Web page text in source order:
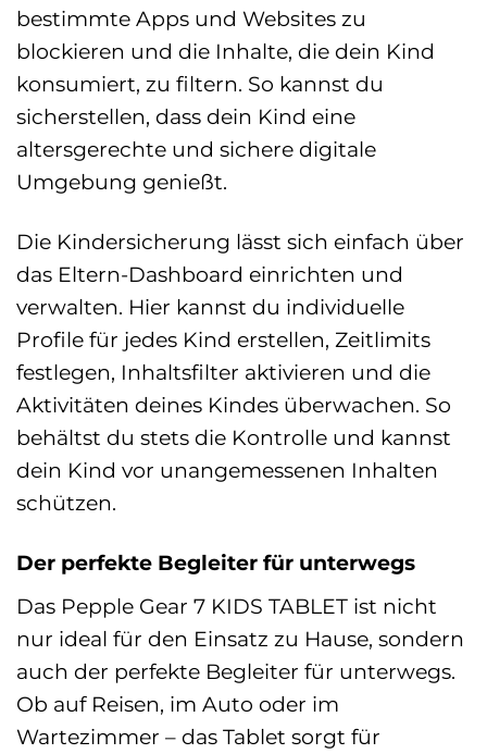
bestimmte Apps und Websites zu
blockieren und die Inhalte, die dein Kind
konsumiert, zu filtern. So kannst du
sicherstellen, dass dein Kind eine
altersgerechte und sichere digitale
Umgebung genießt.
Die Kindersicherung lässt sich einfach über
das Eltern-Dashboard einrichten und
verwalten. Hier kannst du individuelle
Profile für jedes Kind erstellen, Zeitlimits
festlegen, Inhaltsfilter aktivieren und die
Aktivitäten deines Kindes überwachen. So
behältst du stets die Kontrolle und kannst
dein Kind vor unangemessenen Inhalten
schützen.
Der perfekte Begleiter für unterwegs
Das Pepple Gear 7 KIDS TABLET ist nicht
nur ideal für den Einsatz zu Hause, sondern
auch der perfekte Begleiter für unterwegs.
Ob auf Reisen, im Auto oder im
Wartezimmer – das Tablet sorgt für